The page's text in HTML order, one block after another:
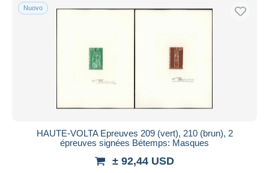
Nuovo
HAUTE-VOLTA Epreuves 209 (vert), 210 (brun), 2
épreuves signées Bétemps: Masques
± 92,44 USD